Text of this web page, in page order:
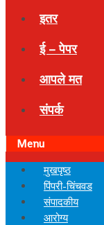
इतर
ई – पेपर
आपले मत
संपर्क
Menu
मुखपृष्ठ
पिंपरी-चिंचवड
संपादकीय
आरोग्य